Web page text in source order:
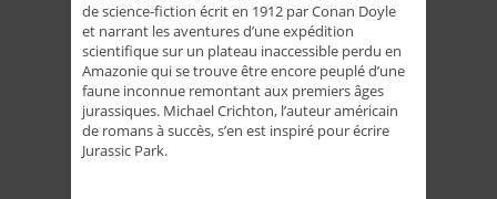
de science-fiction écrit en 1912 parConan Doyle
et narrant les aventures d’une expédition
scientifique sur un plateau inaccessible perdu en
Amazonie qui se trouve être encore peuplé d’une
faune inconnue remontant aux premiers âges
jurassiques. Michael Crichton, l’auteur américain
de romans à succès, s’en est inspiré pour écrire
Jurassic Park.